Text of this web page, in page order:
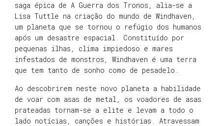
saga épica de A Guerra dos Tronos, alia-se a
Lisa Tuttle na criação do mundo de Windhaven,
um planeta que se tornou o refúgio dos humanos
após um desastre espacial. Constituído por
pequenas ilhas, clima impiedoso e mares
infestados de monstros, Windhaven é uma terra
que tem tanto de sonho como de pesadelo.
Ao descobrirem neste novo planeta a habilidade
de voar com asas de metal, os voadores de asas
prateadas tornam-se a elite e levam a todo o
lado notícias, canções e histórias. Atravessam